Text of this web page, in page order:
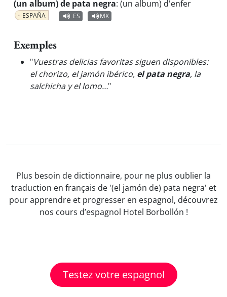
(un album) de pata negra: (un album) d'enfer
ESPAÑA ES MX
Exemples
"Vuestras delicias favoritas siguen disponibles:
el chorizo, el jamón ibérico, el pata negra, la
salchicha y el lomo…"
Plus besoin de dictionnaire, pour ne plus oublier la
traduction en français de '(el jamón de) pata negra' et
pour apprendre et progresser en espagnol, découvrez
nos cours d’espagnol Hotel Borbollón !
Testez votre espagnol